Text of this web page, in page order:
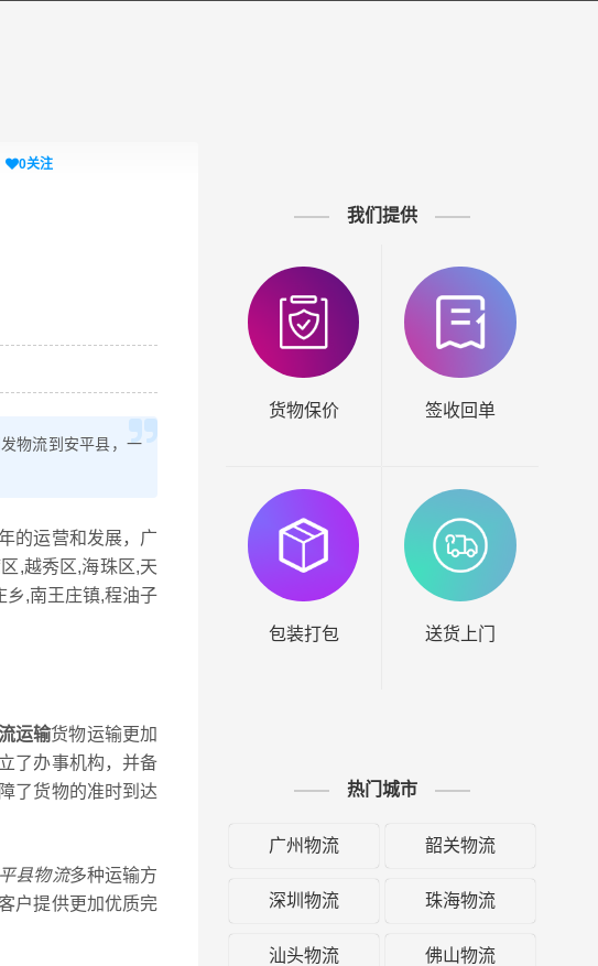
0关注
物流到安平县，一
的运营和发展，广
,越秀区,海珠区,天
乡,南王庄镇,程油子
运输货物运输更加
了办事机构，并备
了货物的准时到达
县物流多种运输方
户提供更加优质完
我们提供
货物保价 签收回单
包装打包 送货上门
热门城市
广州物流 韶关物流
深圳物流 珠海物流
汕头物流 佛山物流